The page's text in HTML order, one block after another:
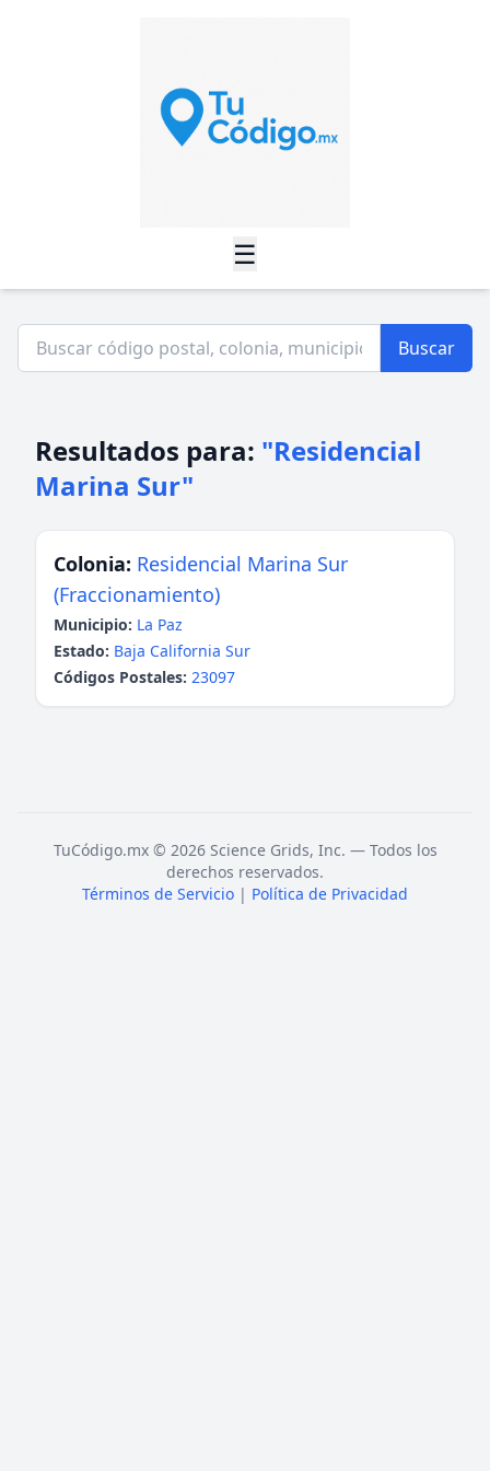
☰
Buscar
Resultados para: "Residencial
Marina Sur"
Colonia: Residencial Marina Sur
(Fraccionamiento)
Municipio: La Paz
Estado: Baja California Sur
Códigos Postales: 23097
TuCódigo.mx © 2026 Science Grids, Inc. — Todos los
derechos reservados.
Términos de Servicio | Política de Privacidad